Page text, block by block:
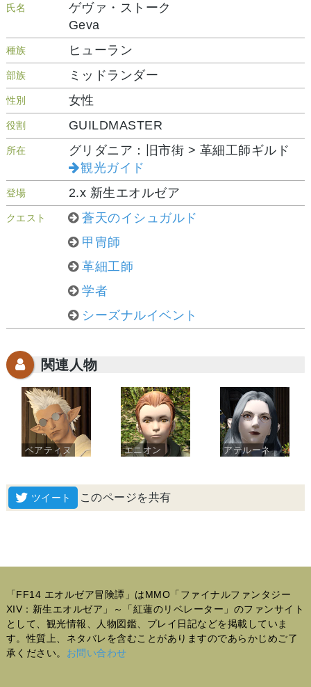
氏名
ゲヴァ・ストーク
Geva
種族 ヒューラン
部族 ミッドランダー
性別 女性
役割 GUILDMASTER
所在
グリダニア：旧市街 > 革細工師ギルド
観光ガイド
登場 2.x 新生エオルゼア
クエスト
蒼天のイシュガルド
甲冑師
革細工師
学者
シーズナルイベント
関連人物
ベアティヌ エニオン アテルーネ
このページを共有
「FF14 エオルゼア冒険譚」はMMO「ファイナルファンタジー
XIV：新生エオルゼア」～「紅蓮のリベレーター」のファンサイト
として、観光情報、人物図鑑、プレイ日記などを掲載していま
す。性質上、ネタバレを含むことがありますのであらかじめご了
承ください。 お問い合わせ